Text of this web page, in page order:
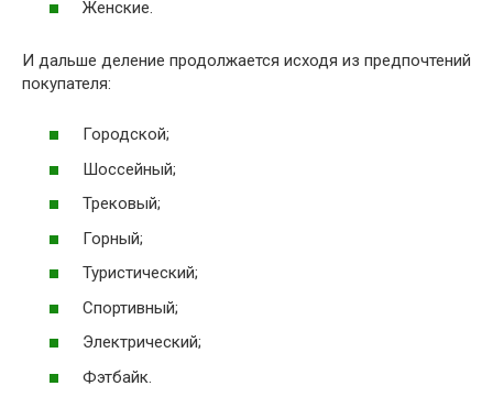
Женские.
И дальше деление продолжается исходя из предпочтений
покупателя:
Городской;
Шоссейный;
Трековый;
Горный;
Туристический;
Спортивный;
Электрический;
Фэтбайк.